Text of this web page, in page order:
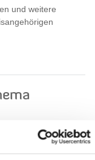
und weitere